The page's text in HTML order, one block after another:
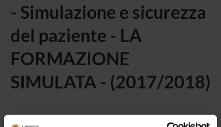
- Simulazione e sicurezza
del paziente - LA
FORMAZIONE
SIMULATA - (2017/2018)